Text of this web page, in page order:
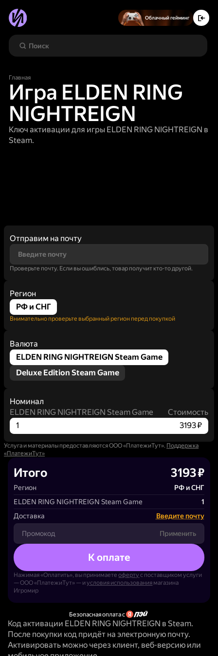
Облачный гейминг
Главная
Игра ELDEN RING
NIGHTREIGN
Ключ активации для игры ELDEN RING NIGHTREIGN в
Steam.
Отправим на почту
Проверьте почту. Если вы ошиблись, товар получит кто-то другой.
Регион
РФ и СНГ
Внимательно проверьте выбранный регион перед покупкой
Валюта
ELDEN RING NIGHTREIGN Steam Game
Deluxe Edition Steam Game
Номинал
ELDEN RING NIGHTREIGN Steam Game
Стоимость
1
3193 ₽
Услуга и материалы предоставляются ООО «ПлатежиТут». Поддержка
«ПлатежиТут»
Итого 3193 ₽
Регион
РФ и СНГ
ELDEN RING NIGHTREIGN Steam Game
1
Доставка
Введите почту
Применить
К оплате
Нажимая «Оплатить», вы принимаетеоферту с поставщиком услуги
— ООО «ПлатежиТут» — иусловия использования магазина
Игромир
Безопасная оплата с
Код активации ELDEN RING NIGHTREIGN в Steam.
После покупки код придёт на электронную почту.
Активировать можно через клиент, веб-версию или